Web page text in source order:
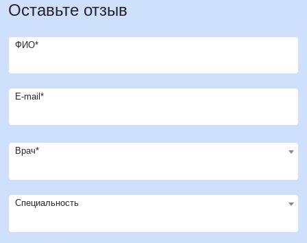
Оставьте отзыв
ФИО*
E-mail*
Врач*
Специальность